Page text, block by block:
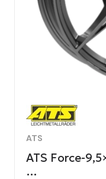
ATS
ATS Force-
…